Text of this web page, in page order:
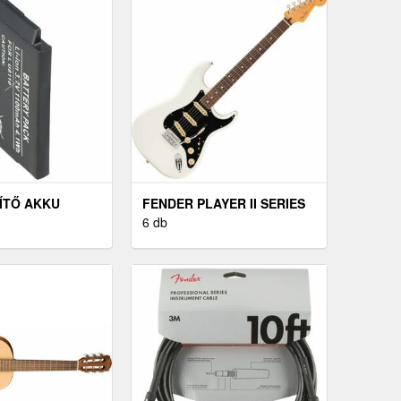
AKKU
LG U8170
FENDER PLAYER II SERIES
STRATOCASTER RW POLAR
6 db